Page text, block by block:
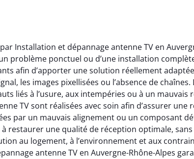
Installation et dépannage antenne TV en
problème ponctuel ou d’une installation
afin d’apporter une solution réellement
les images pixellisées ou l’absence de
liés à l’usure, aux intempéries ou à un
TV sont réalisées avec soin afin d’assurer
par un mauvais alignement ou un composant
à restaurer une qualité de réception optimale,
au logement, à l’environnement et aux
antenne TV en Auvergne-Rhône-Alpes